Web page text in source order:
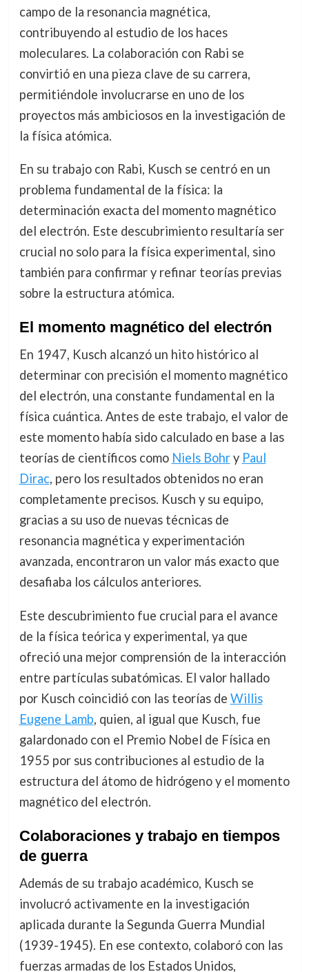
campo de la resonancia magnética,
contribuyendo al estudio de los haces
moleculares. La colaboración con Rabi se
convirtió en una pieza clave de su carrera,
permitiéndole involucrarse en uno de los
proyectos más ambiciosos en la investigación de
la física atómica.
En su trabajo con Rabi, Kusch se centró en un
problema fundamental de la física: la
determinación exacta del momento magnético
del electrón. Este descubrimiento resultaría ser
crucial no solo para la física experimental, sino
también para confirmar y refinar teorías previas
sobre la estructura atómica.
El momento magnético del electrón
En 1947, Kusch alcanzó un hito histórico al
determinar con precisión el momento magnético
del electrón, una constante fundamental en la
física cuántica. Antes de este trabajo, el valor de
este momento había sido calculado en base a las
teorías de científicos como Niels Bohry Paul
Dirac, pero los resultados obtenidos no eran
completamente precisos. Kusch y su equipo,
gracias a su uso de nuevas técnicas de
resonancia magnética y experimentación
avanzada, encontraron un valor más exacto que
desafiaba los cálculos anteriores.
Este descubrimiento fue crucial para el avance
de la física teórica y experimental, ya que
ofreció una mejor comprensión de la interacción
entre partículas subatómicas. El valor hallado
por Kusch coincidió con las teorías de Willis
Eugene Lamb, quien, al igual que Kusch, fue
galardonado con el Premio Nobel de Física en
1955 por sus contribuciones al estudio de la
estructura del átomo de hidrógeno y el momento
magnético del electrón.
Colaboraciones y trabajo en tiempos
de guerra
Además de su trabajo académico, Kusch se
involucró activamente en la investigación
aplicada durante la Segunda Guerra Mundial
(1939-1945). En ese contexto, colaboró con las
fuerzas armadas de los Estados Unidos,